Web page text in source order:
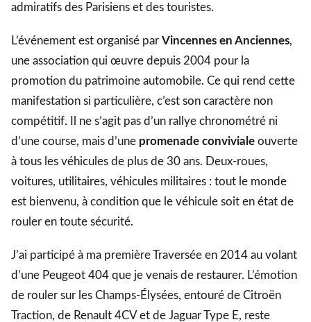
admiratifs des Parisiens et des touristes.
L’événement est organisé par Vincennes en Anciennes,
une association qui œuvre depuis 2004 pour la
promotion du patrimoine automobile. Ce qui rend cette
manifestation si particulière, c’est son caractère non
compétitif. Il ne s’agit pas d’un rallye chronométré ni
d’une course, mais d’une promenade conviviale ouverte
à tous les véhicules de plus de 30 ans. Deux-roues,
voitures, utilitaires, véhicules militaires : tout le monde
est bienvenu, à condition que le véhicule soit en état de
rouler en toute sécurité.
J’ai participé à ma première Traversée en 2014 au volant
d’une Peugeot 404 que je venais de restaurer. L’émotion
de rouler sur les Champs-Élysées, entouré de Citroën
Traction, de Renault 4CV et de Jaguar Type E, reste